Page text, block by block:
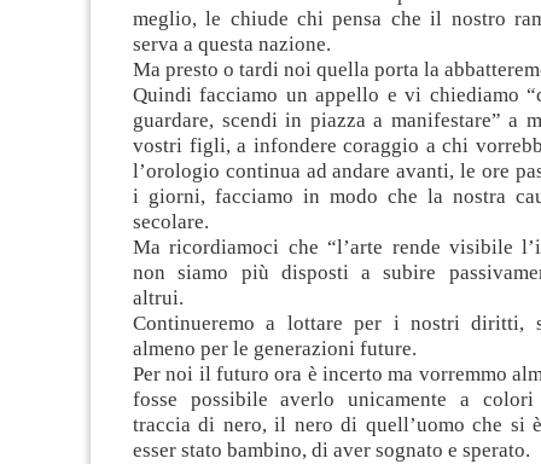
meglio, le chiude chi pensa che il nostro
serva a questa nazione.
Ma presto o tardi noi quella porta la
Quindi facciamo un appello e vi chiediamo
guardare, scendi in piazza a manifestare” a
vostri figli, a infondere coraggio a chi
l’orologio continua ad andare avanti, le ore
i giorni, facciamo in modo che la nostra
secolare.
Ma ricordiamoci che “l’arte rende visibile
non siamo più disposti a subire
altrui.
Continueremo a lottare per i nostri diritti,
almeno per le generazioni future.
Per noi il futuro ora è incerto ma vorremmo
fosse possibile averlo unicamente a colori
traccia di nero, il nero di quell’uomo che si
esser stato bambino, di aver sognato e sperato.